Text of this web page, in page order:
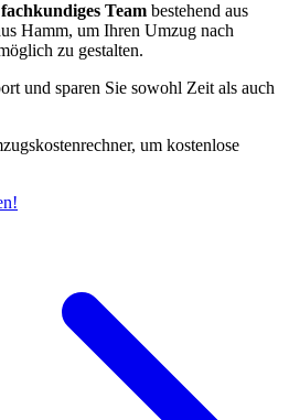
fachkundiges Team bestehend aus
Hamm, um Ihren Umzug nach
zu gestalten.
und sparen Sie sowohl Zeit als auch
um kostenlose